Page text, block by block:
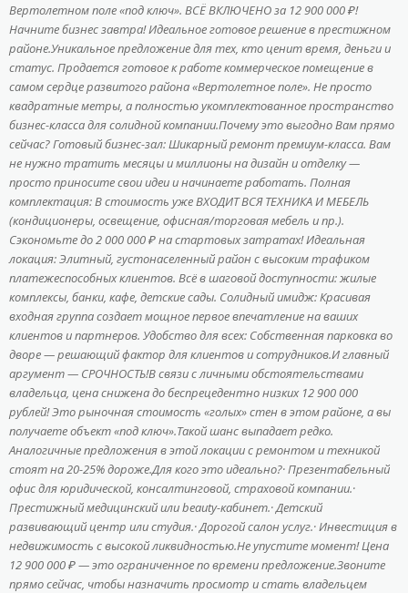
Вертолетном поле «под ключ». ВСЁ ВКЛЮЧЕНО за 12 900 000 ₽!
Начните бизнес завтра! Идеальное готовое решение в престижном
районе.Уникальное предложение для тех, кто ценит время, деньги и
статус. Продается готовое к работе коммерческое помещение в
самом сердце развитого района «Вертолетное поле». Не просто
квадратные метры, а полностью укомплектованное пространство
бизнес-класса для солидной компании.Почему это выгодно Вам прямо
сейчас? Готовый бизнес-зал: Шикарный ремонт премиум-класса. Вам
не нужно тратить месяцы и миллионы на дизайн и отделку —
просто приносите свои идеи и начинаете работать. Полная
комплектация: В стоимость уже ВХОДИТ ВСЯ ТЕХНИКА И МЕБЕЛЬ
(кондиционеры, освещение, офисная/торговая мебель и пр.).
Сэкономьте до 2 000 000 ₽ на стартовых затратах! Идеальная
локация: Элитный, густонаселенный район с высоким трафиком
платежеспособных клиентов. Всё в шаговой доступности: жилые
комплексы, банки, кафе, детские сады. Солидный имидж: Красивая
входная группа создает мощное первое впечатление на ваших
клиентов и партнеров. Удобство для всех: Собственная парковка во
дворе — решающий фактор для клиентов и сотрудников.И главный
аргумент — СРОЧНОСТЬ!В связи с личными обстоятельствами
владельца, цена снижена до беспрецедентно низких 12 900 000
рублей! Это рыночная стоимость «голых» стен в этом районе, а вы
получаете объект «под ключ».Такой шанс выпадает редко.
Аналогичные предложения в этой локации с ремонтом и техникой
стоят на 20-25% дороже.Для кого это идеально?· Презентабельный
офис для юридической, консалтинговой, страховой компании.·
Престижный медицинский или beauty-кабинет.· Детский
развивающий центр или студия.· Дорогой салон услуг.· Инвестиция в
недвижимость с высокой ликвидностью.Не упустите момент! Цена
12 900 000 ₽ — это ограниченное по времени предложение.Звоните
прямо сейчас, чтобы назначить просмотр и стать владельцем